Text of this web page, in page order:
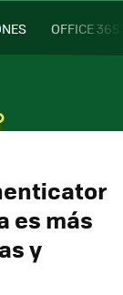
OFFICE 365
es más
y